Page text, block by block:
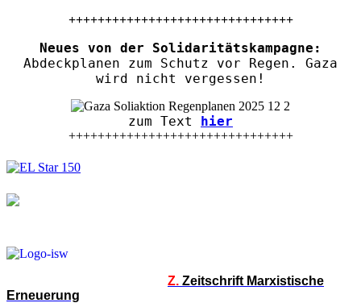
+++++++++++++++++++++++++++++++
Neues von der Solidaritätskampagne:
Abdeckplanen zum Schutz vor Regen. Gaza
wird nicht vergessen!
zum Text hier
+++++++++++++++++++++++++++++++
Z. Zeitschrift Marxistische
Erneuerung